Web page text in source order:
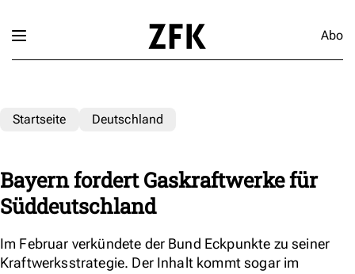
Abo
Startseite Deutschland
Bayern fordert Gaskraftwerke für
Süddeutschland
Im Februar verkündete der Bund Eckpunkte zu seiner
Kraftwerksstrategie. Der Inhalt kommt sogar im